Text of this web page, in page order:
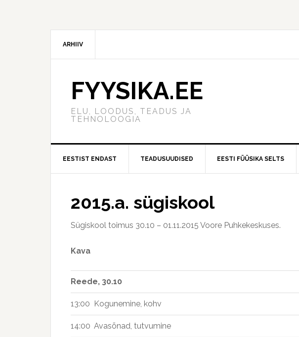
ARHIIV
FYYSIKA.EE
ELU, LOODUS, TEADUS JA
TEHNOLOOGIA
EESTIST ENDAST TEADUSUUDISED EESTI FÜÜSIKA SELTS
2015.a. sügiskool
Sügiskool toimus 30.10 – 01.11.2015 Voore Puhkekeskuses.
Kava
Reede, 30.10
13:00 Kogunemine, kohv
14:00 Avasõnad, tutvumine